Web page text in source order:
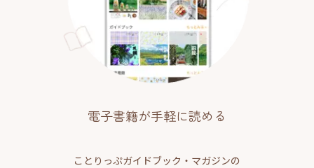
電子書籍が手軽に読める
ことりっぷガイドブック・マガジンの